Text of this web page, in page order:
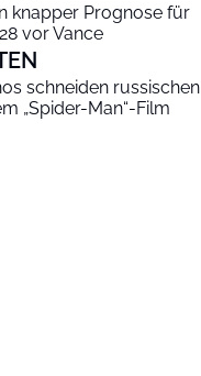
knapper Prognose für
vor Vance
schneiden russischen
„Spider-Man“-Film